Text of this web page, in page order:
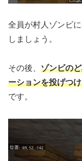
全員が村人ゾンビ
しましょう。
その後、 ゾンビの
ーションを投げつ
です。